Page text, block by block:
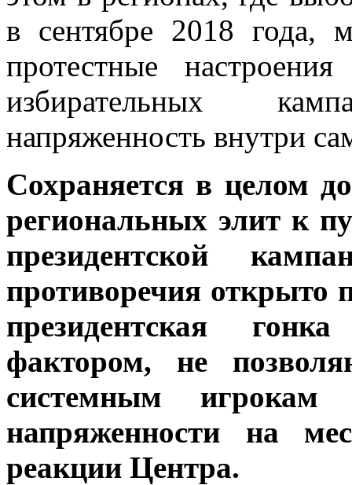
в сентябре 2018 года,
протестные
избирательных
напряженность внутри
Сохраняется в целом
региональных элит к
президентской
противоречия открыто
президентская
фактором, не
системным
напряженности на
реакции Центра.